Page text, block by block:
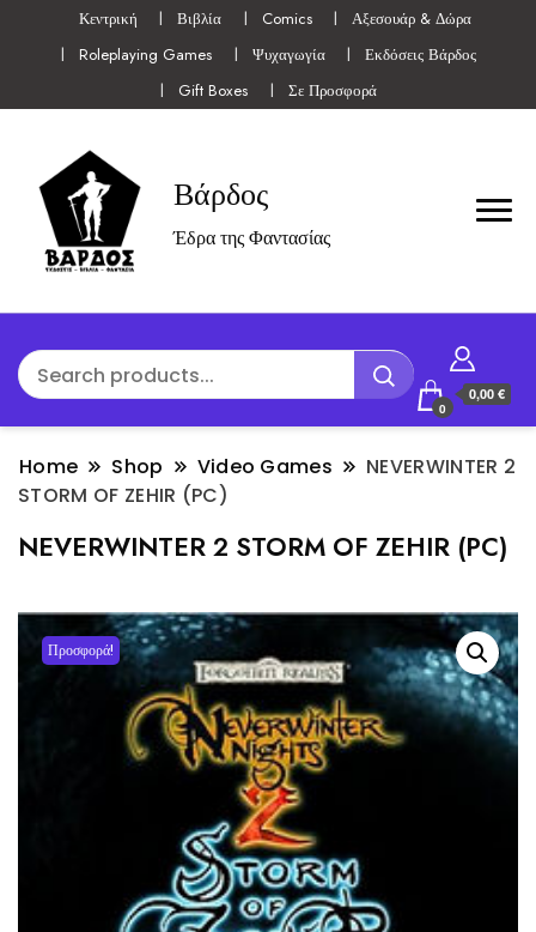
Κεντρική Βιβλία Comics
Αξεσουάρ & Δώρα
Roleplaying Games
Ψυχαγωγία
Εκδόσεις Βάρδος
Gift Boxes
Σε Προσφορά
Βάρδος
Έδρα της Φαντασίας
0
0,00 €
Home Shop Video Games
NEVERWINTER 2
STORM OF ZEHIR (PC)
NEVERWINTER 2 STORM OF ZEHIR (PC)
Προσφορά!